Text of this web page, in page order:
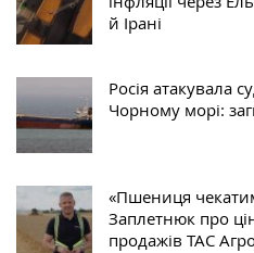
й Ірані
Росія атакувала
Чорному морі:
«Пшениця
Заплетнюк про
продажів ТАС